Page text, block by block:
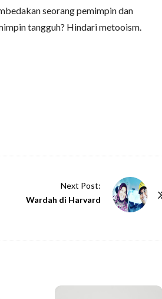
seorang pemimpin dan
tangguh? Hindari metooism.
Next Post:
Wardah di Harvard